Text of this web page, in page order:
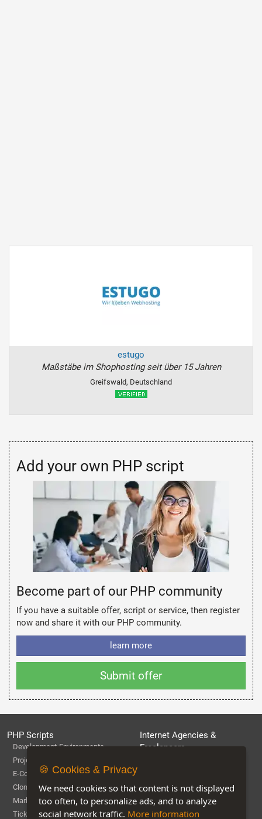
estugo
Maßstäbe im Shophosting seit über 15 Jahren
Greifswald, Deutschland
Add your own PHP script
Become part of our PHP community
If you have a suitable offer, script or service, then register
now and share it with our PHP community.
learn more
Submit offer
PHP Scripts
Development-Environments
Projektmanagement-Software
E-Commerce
Clone-Scripts
Marketplace-Software
Ticket & Supportsysteme
Internet Agencies &
Freelancers
Webhosting & IT-Services
SEA , SEM and SEO Agency
🍪 Cookies & Privacy
We need cookies so that content is not displayed
too often, to personalize ads, and to analyze
social network traffic. More information